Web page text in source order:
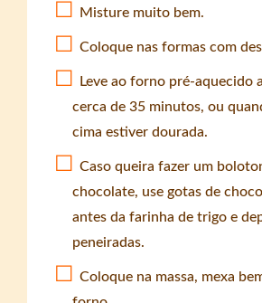
Misture muito bem.
Coloque nas formas com
Leve ao forno pré-aquecido
cerca de 35 minutos, ou
cima estiver dourada.
Caso queira fazer um
chocolate, use gotas de
antes da farinha de trigo e
peneiradas.
Coloque na massa, mexa